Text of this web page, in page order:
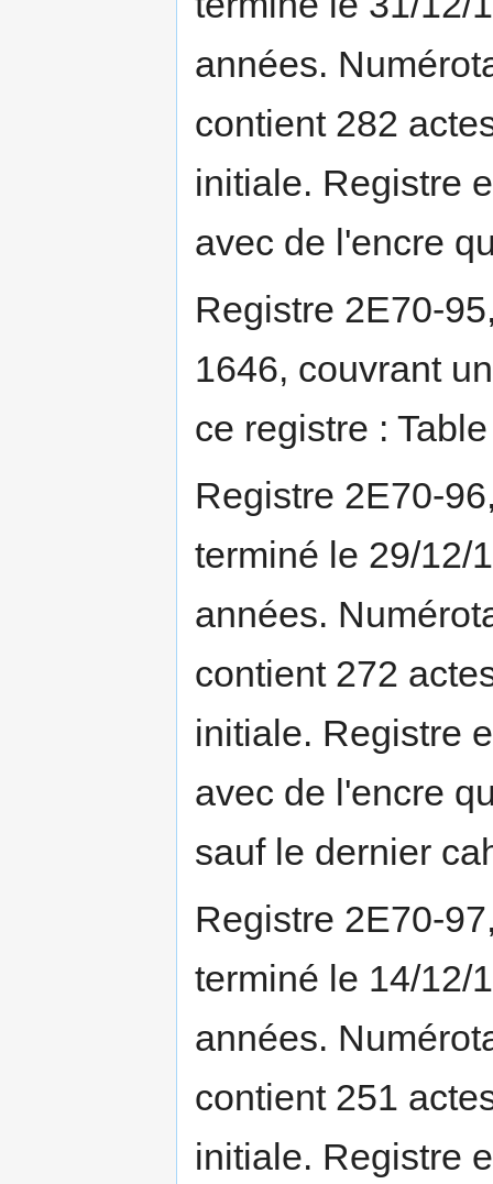
années.
contient 282
initiale. Registre
avec de l'encre
Registre 2E70-
1646, couvrant
ce registre :
Registre 2E70-
terminé le 29/12/
années.
contient 272
initiale. Registre
avec de l'encre
sauf le dernier
Registre 2E70-
terminé le 14/12/
années.
contient 251
initiale. Registre